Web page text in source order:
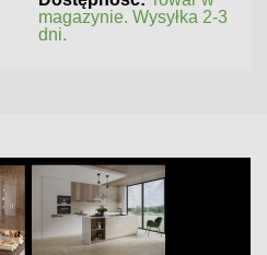
magazynie. Wysyłka 2-3
dni.